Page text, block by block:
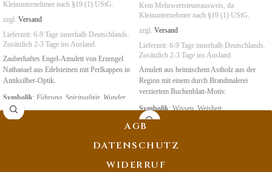
Kleinunternehmer nach §19 (1) UStG.
zzgl. Versand
Lieferzeit: 6-9 Tage innerhalb Deutschlands.
Zusätzlich 2-3 Tage ins Ausland.
Zauberhaftes Engel-Amulett von Erzengel
Nathanael aus Edelsteinen mit Perlkappen in
Antiksilber-Optik.
Symbolik: Führung Spiritualität, Wunder
Kein Mehrwertsteuerausweis, da
Kleinunternehmer nach §19 (1) UStG.
zzgl. Versand
Lieferzeit: 6-9 Tage innerhalb Deutschlands.
Zusätzlich 2-3 Tage ins Ausland.
Amulett aus heimischem Astholz aus der
Region mit einem durch Brandmalerei
verziertem Buchenblatt-Motiv.
Symbolik: Wissen, Weisheit
AGB
DATENSCHUTZ
WIDERRUF